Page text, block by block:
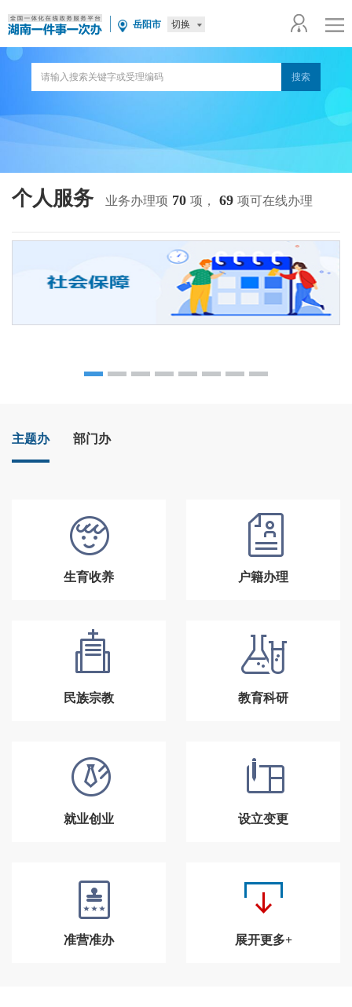
岳阳市 切换
个人服务 业务办理项 70 项， 69 项可在线办理
主题办 部门办
生育收养 户籍办理
民族宗教 教育科研
就业创业 设立变更
准营准办 展开更多+